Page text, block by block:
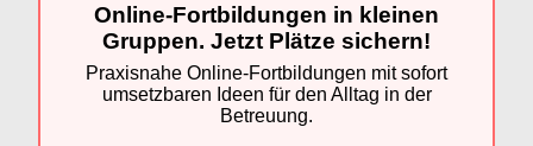
Online-Fortbildungen in kleinen
Gruppen. Jetzt Plätze sichern!
Praxisnahe Online-Fortbildungen mit sofort
umsetzbaren Ideen für den Alltag in der
Betreuung.